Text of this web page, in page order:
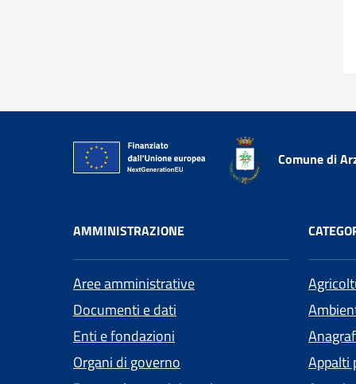
Comune di
AMMINISTRAZIONE
Aree amministrative
Documenti e dati
Enti e fondazioni
Organi di governo
Appalti